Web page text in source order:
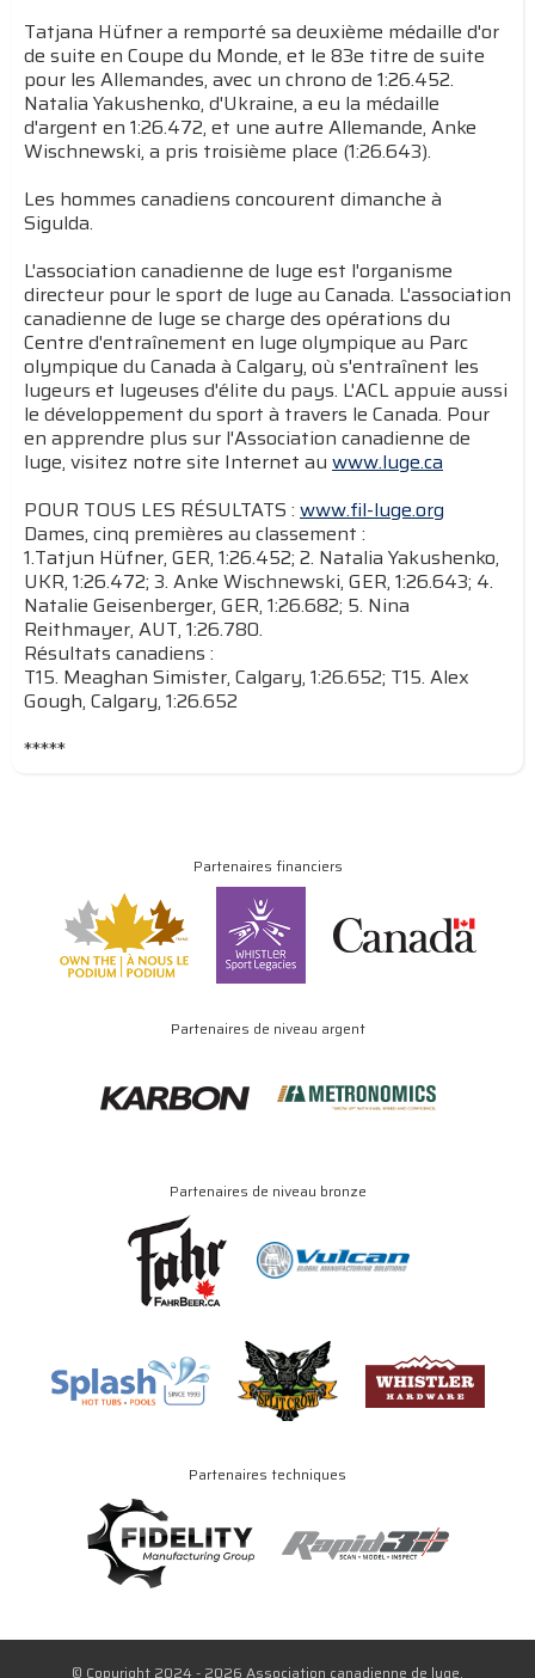
Tatjana Hüfner a remporté sa deuxième médaille d'or
de suite en Coupe du Monde, et le 83e titre de suite
pour les Allemandes, avec un chrono de 1:26.452.
Natalia Yakushenko, d'Ukraine, a eu la médaille
d'argent en 1:26.472, et une autre Allemande, Anke
Wischnewski, a pris troisième place (1:26.643).
Les hommes canadiens concourent dimanche à
Sigulda.
L'association canadienne de luge est l'organisme
directeur pour le sport de luge au Canada. L'association
canadienne de luge se charge des opérations du
Centre d'entraînement en luge olympique au Parc
olympique du Canada à Calgary, où s'entraînent les
lugeurs et lugeuses d'élite du pays. L'ACL appuie aussi
le développement du sport à travers le Canada. Pour
en apprendre plus sur l'Association canadienne de
luge, visitez notre site Internet au www.luge.ca
POUR TOUS LES RÉSULTATS : www.fil-luge.org
Dames, cinq premières au classement :
1.Tatjun Hüfner, GER, 1:26.452; 2. Natalia Yakushenko,
UKR, 1:26.472; 3. Anke Wischnewski, GER, 1:26.643; 4.
Natalie Geisenberger, GER, 1:26.682; 5. Nina
Reithmayer, AUT, 1:26.780.
Résultats canadiens :
T15. Meaghan Simister, Calgary, 1:26.652; T15. Alex
Gough, Calgary, 1:26.652
*****
Partenaires financiers
Partenaires de niveau argent
Partenaires de niveau bronze
Partenaires techniques
© Copyright 2024 - 2026 Association canadienne de luge.